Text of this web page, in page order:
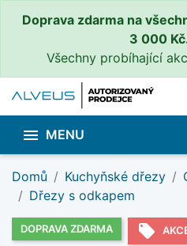
Doprava zdarma na
3 000
Všechny probíhající
 MENU
Domů Kuchyňské dřezy
Dřezy s odkapem
DOPRAVA ZDARMA local_offer